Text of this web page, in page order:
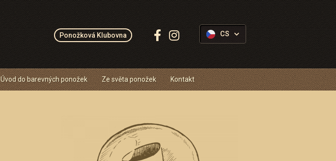
Ponožková Klubovna
Sledujte
CS
Úvod do barevných ponožek Ze světa ponožek Kontakt